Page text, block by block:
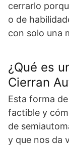
cerrarlo
o de
con solo una
¿Qué es
Cierran
Esta forma
factible y
de
y que nos da